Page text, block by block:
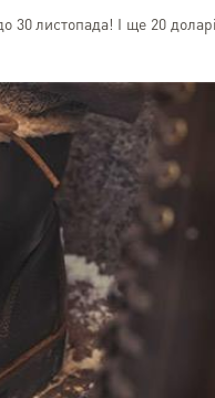
30 листопада! І ще 20